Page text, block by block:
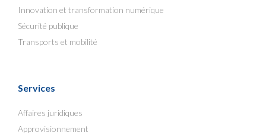
Innovation et transformation numérique
Sécurité publique
Transports et mobilité
Services
Affaires juridiques
Approvisionnement